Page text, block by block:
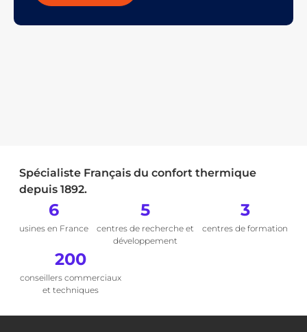
Spécialiste Français du confort thermique
depuis 1892.
6
usines en France
5
centres de recherche et
développement
3
centres de formation
200
conseillers commerciaux
et techniques